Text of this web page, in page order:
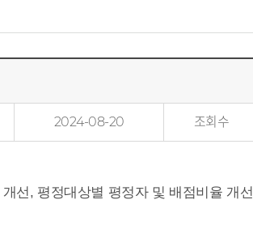
2024-08-20 조회수
선, 평정대상별 평정자 및 배점비율 개선